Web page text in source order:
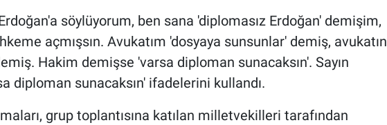
söylüyorum, ben sana 'diplomasız Erdoğan' demişim,
açmışsın. Avukatım 'dosyaya sunsunlar' demiş, avukatın
Hakim demişse 'varsa diploman sunacaksın'. Sayın
diploman sunacaksın' ifadelerini kullandı.
grup toplantısına katılan milletvekilleri tarafından